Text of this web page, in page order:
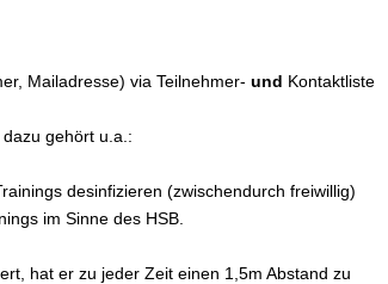
Mailadresse) via Teilnehmer- und Kontaktliste
gehört u.a.:
desinfizieren (zwischendurch freiwillig)
im Sinne des HSB.
hat er zu jeder Zeit einen 1,5m Abstand zu